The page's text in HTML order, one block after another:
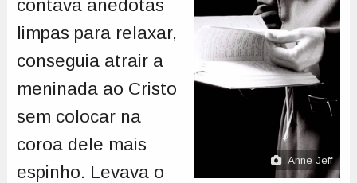
Anne Jeff
contava anedotas
limpas para relaxar,
conseguia atrair a
meninada ao Cristo
sem colocar na
coroa dele mais
espinho. Levava o